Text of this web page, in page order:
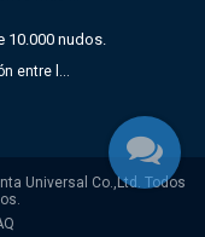
10.000 nudos.
entre l...
Universal Co.,Ltd. Todos